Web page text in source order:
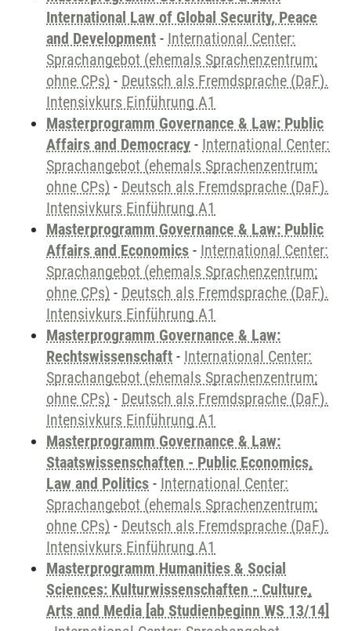
International Law of Global Security, Peace
and Development - International Center:
Sprachangebot (ehemals Sprachenzentrum;
ohne CPs) - Deutsch als Fremdsprache (DaF).
Intensivkurs Einführung A1
Masterprogramm Governance & Law: Public
Affairs and Democracy - International Center:
Sprachangebot (ehemals Sprachenzentrum;
ohne CPs) - Deutsch als Fremdsprache (DaF).
Intensivkurs Einführung A1
Masterprogramm Governance & Law: Public
Affairs and Economics - International Center:
Sprachangebot (ehemals Sprachenzentrum;
ohne CPs) - Deutsch als Fremdsprache (DaF).
Intensivkurs Einführung A1
Masterprogramm Governance & Law:
Rechtswissenschaft - International Center:
Sprachangebot (ehemals Sprachenzentrum;
ohne CPs) - Deutsch als Fremdsprache (DaF).
Intensivkurs Einführung A1
Masterprogramm Governance & Law:
Staatswissenschaften - Public Economics,
Law and Politics - International Center:
Sprachangebot (ehemals Sprachenzentrum;
ohne CPs) - Deutsch als Fremdsprache (DaF).
Intensivkurs Einführung A1
Masterprogramm Humanities & Social
Sciences: Kulturwissenschaften - Culture,
Arts and Media [ab Studienbeginn WS 13/14]